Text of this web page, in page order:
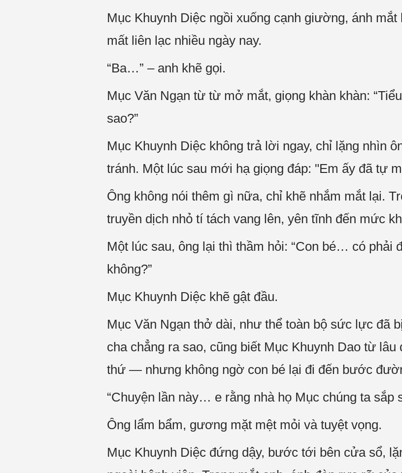
Mục Khuynh Diệc ngồi xuống cạnh giường, ánh
mất liên lạc nhiều ngày nay.
“Ba…” – anh khẽ gọi.
Mục Văn Ngạn từ từ mở mắt, giọng khàn khàn:
sao?”
Mục Khuynh Diệc không trả lời ngay, chỉ lặng nhìn
tránh. Một lúc sau mới hạ giọng đáp: "Em ấy đã tự
Ông không nói thêm gì nữa, chỉ khẽ nhắm mắt lại.
truyền dịch nhỏ tí tách vang lên, yên tĩnh đến mức
Một lúc sau, ông lại thì thầm hỏi: “Con bé… có phải
không?”
Mục Khuynh Diệc khẽ gật đầu.
Mục Văn Ngạn thở dài, như thể toàn bộ sức lực đã
cha chẳng ra sao, cũng biết Mục Khuynh Dao từ lâu
thứ — nhưng không ngờ con bé lại đi đến bước
“Chuyện lần này… e rằng nhà họ Mục chúng ta sắp
Ông lẩm bẩm, gương mặt mệt mỏi và tuyệt vọng.
Mục Khuynh Diệc đứng dậy, bước tới bên cửa sổ,